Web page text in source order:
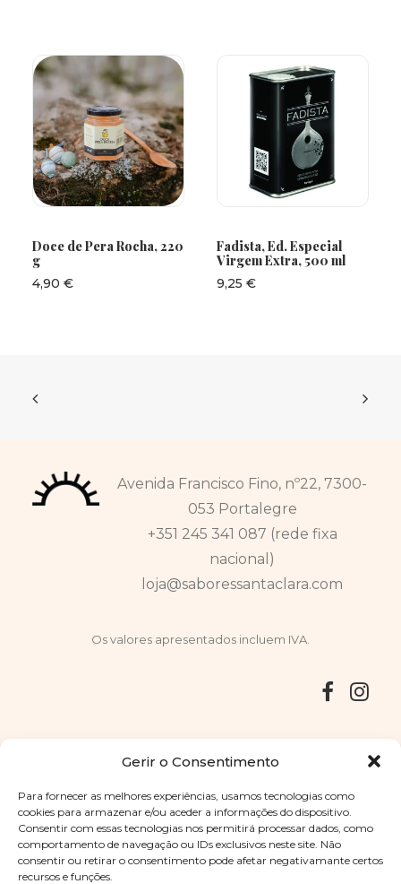
Gerir o Consentimento
Para fornecer as melhores experiências, usamos tecnologias como
cookies para armazenar e/ou aceder a informações do dispositivo.
Consentir com essas tecnologias nos permitirá processar dados, como
comportamento de navegação ou IDs exclusivos neste site. Não
consentir ou retirar o consentimento pode afetar negativamante certos
recursos e funções.
Doce de Pera Rocha, 220
g
4,90 €
Fadista, Ed. Especial
Virgem Extra, 500 ml
9,25 €
Avenida Francisco Fino, nº22, 7300-
053 Portalegre
+351 245 341 087 (rede fixa
nacional)
loja@saboressantaclara.com
Os valores apresentados incluem IVA.
Copyright © 2025 Sabores Santa Clara
. Todos os direitos
reservadosPolítica de Privacidade |Termos e condições
Designed byShift Your Branding Agency